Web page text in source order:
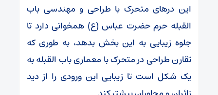
این درهای متحرک با طراحی و مهندسی باب
القبله حرم حضرت عباس (ع) همخوانی دارد تا
جلوه زیبایی به این بخش بدهد، به طوری که
تقارن طراحی در متحرک با معماری باب القبله به
یک شکل است تا زیبایی این ورودی را از دید